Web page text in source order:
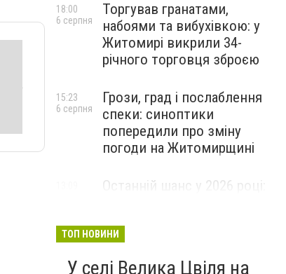
Торгував гранатами,
набоями та вибухівкою: у
Житомирі викрили 34-
річного торговця зброєю
18:00
6 серпня
Грози, град і послаблення
спеки: синоптики
попередили про зміну
погоди на Житомирщині
15:23
6 серпня
Останній шанс у 2026 році:
майбутніх водійок автобусів
ТОП НОВИНИ
У селі Велика Цвіля на